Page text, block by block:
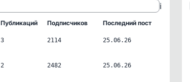
ℹ️
Публикаций Подписчиков
Последний пост
3 2114 25.06.26
2 2482 25.06.26